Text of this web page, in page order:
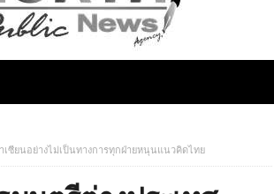
เซียนอย่างไม่เป็นทางการทุกฝ่ายหนุนแนวคิดไทย